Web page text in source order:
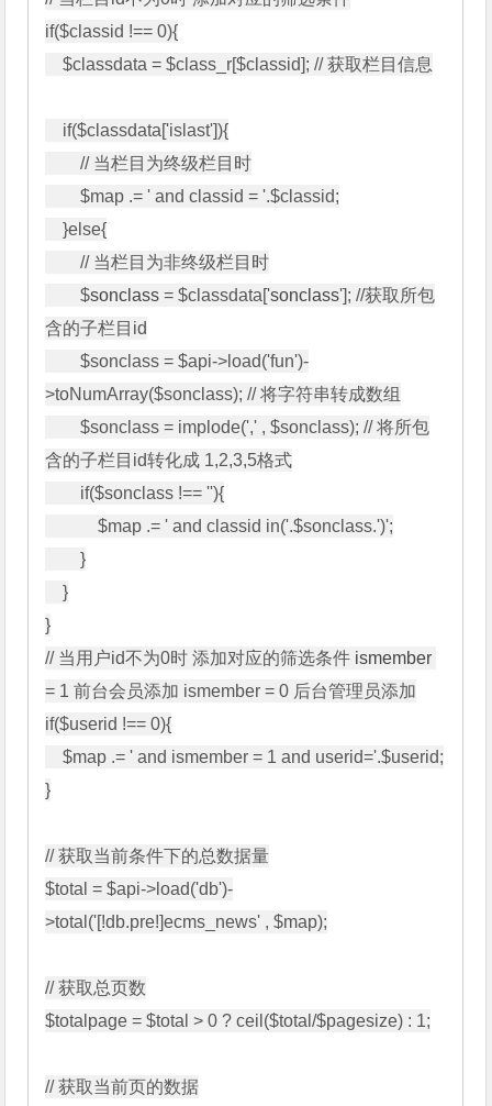
if($classid !== 0){
    $classdata = $class_r[$classid]; // 获取栏目信息
        // 当栏目为终级栏目时
        $map .= ' and classid = '.$classid;
    }else{
        // 当栏目为非终级栏目时
        $
sonclass = $classdata['sonclass']; //获取所包
含的子栏目id
        $sonclass = $api->load('fun')-
>toNumArray($sonclass); // 将字符串转成数组
        $sonclass = implode(',' , $sonclass); // 将所包
含的子栏目id转化成 1,2,3,5格式
            $map .= ' and classid in('.$sonclass.')';
        }
    }
}
// 当用户id不为0时 添加对应的筛选条件 ismember
= 1 前台会员添加 ismember = 0 后台管理员添加
if($userid !== 0){
    $map .= ' and ismember = 1 and userid='.$userid;
}
// 获取当前条件下的总数据量
$total = $api->load('db')-
>total('[!db.pre!]ecms_news' , $map);
// 获取总页数
$totalpage = $total > 0 ? ceil($total/$pagesize) : 1;
// 获取当前页的数据